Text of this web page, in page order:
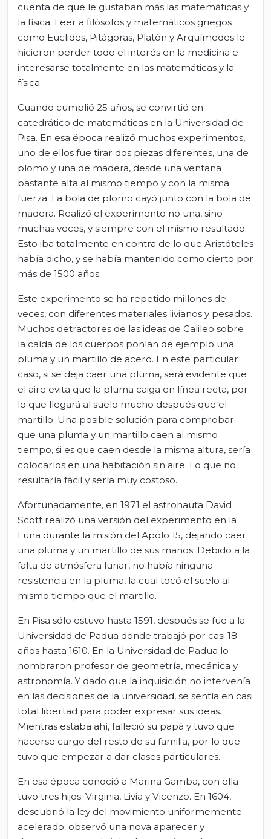
cuenta de que le gustaban más las matemáticas y
la física. Leer a filósofos y matemáticos griegos
como Euclides, Pitágoras, Platón y Arquímedes le
hicieron perder todo el interés en la medicina e
interesarse totalmente en las matemáticas y la
física.
Cuando cumplió 25 años, se convirtió en
catedrático de matemáticas en la Universidad de
Pisa. En esa época realizó muchos experimentos,
uno de ellos fue tirar dos piezas diferentes, una de
plomo y una de madera, desde una ventana
bastante alta al mismo tiempo y con la misma
fuerza. La bola de plomo cayó junto con la bola de
madera. Realizó el experimento no una, sino
muchas veces, y siempre con el mismo resultado.
Esto iba totalmente en contra de lo que Aristóteles
había dicho, y se había mantenido como cierto por
más de 1500 años.
Este experimento se ha repetido millones de
veces, con diferentes materiales livianos y pesados.
Muchos detractores de las ideas de Galileo sobre
la caída de los cuerpos ponían de ejemplo una
pluma y un martillo de acero. En este particular
caso, si se deja caer una pluma, será evidente que
el aire evita que la pluma caiga en línea recta, por
lo que llegará al suelo mucho después que el
martillo. Una posible solución para comprobar
que una pluma y un martillo caen al mismo
tiempo, si es que caen desde la misma altura, sería
colocarlos en una habitación sin aire. Lo que no
resultaría fácil y sería muy costoso.
Afortunadamente, en 1971 el astronauta David
Scott realizó una versión del experimento en la
Luna durante la misión del Apolo 15, dejando caer
una pluma y un martillo de sus manos. Debido a la
falta de atmósfera lunar, no había ninguna
resistencia en la pluma, la cual tocó el suelo al
mismo tiempo que el martillo.
En Pisa sólo estuvo hasta 1591, después se fue a la
Universidad de Padua donde trabajó por casi 18
años hasta 1610. En la Universidad de Padua lo
nombraron profesor de geometría, mecánica y
astronomía. Y dado que la inquisición no intervenía
en las decisiones de la universidad, se sentía en casi
total libertad para poder expresar sus ideas.
Mientras estaba ahí, falleció su papá y tuvo que
hacerse cargo del resto de su familia, por lo que
tuvo que empezar a dar clases particulares.
En esa época conoció a Marina Gamba, con ella
tuvo tres hijos: Virginia, Livia y Vicenzo. En 1604,
descubrió la ley del movimiento uniformemente
acelerado; observó una nova aparecer y